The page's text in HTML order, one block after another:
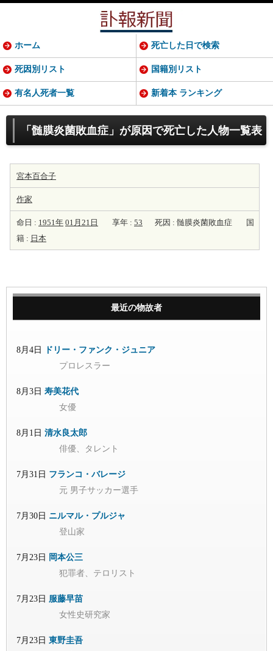
「髄膜炎菌敗血症」が原因で死亡した人物一覧表
宮本百合子
作家
命日 : 1951年 01月21日 享年 : 53 死因 : 髄膜炎菌敗血症
国
籍 : 日本
ホーム 死亡した日で検索
死因別リスト 国籍別リスト
有名人死者一覧 新着本 ランキング
最近の物故者
8月4日
ドリー・ファンク・ジュニア
プロレスラー
8月3日 寿美花代
女優
8月1日 清水良太郎
俳優、タレント
7月31日 フランコ・バレージ
元 男子サッカー選手
7月30日 ニルマル・プルジャ
登山家
7月23日 岡本公三
犯罪者、テロリスト
7月23日 服藤早苗
女性史研究家
7月23日 東野圭吾